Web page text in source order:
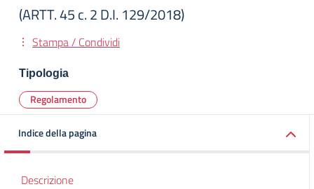
(ARTT. 45 c. 2 D.I. 129/2018)
Stampa / Condividi
Tipologia
Regolamento
Indice della pagina
Descrizione